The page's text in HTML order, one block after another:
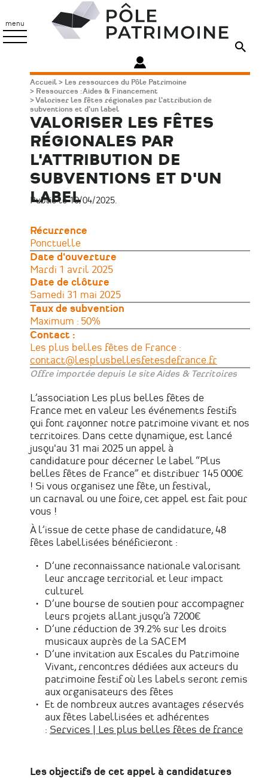
contenu
principal
menu
Patrimoine
Fil
d'Ariane
Accueil
Les ressources du Pôle Patrimoine
Ressources : Aides & Financement
Valoriser les fêtes régionales par l'attribution de
subventions et d'un label
VALORISER LES FÊTES
RÉGIONALES PAR
L'ATTRIBUTION DE
SUBVENTIONS ET D'UN
LABEL
Publié le 10/04/2025.
Récurrence
Ponctuelle
Date d'ouverture
Mardi 1 avril 2025
Date de clôture
Samedi 31 mai 2025
Taux de subvention
Maximum : 50%
Contact :
Les plus belles fêtes de France :
contact@lesplusbellesfetesdefrance.fr
Offre importée depuis le site Aides & Territoires
L’association Les plus belles fêtes de
France met en valeur les événements festifs
qui font rayonner notre patrimoine vivant et nos
territoires. Dans cette dynamique, est lancé
jusqu'au 31 mai 2025 un appel à
candidature pour décerner le label “Plus
belles fêtes de France” et distribuer 145 000€
! Si vous organisez une fête, un festival,
un carnaval ou une foire, cet appel est fait pour
vous !
À l’issue de cette phase de candidature, 48
fêtes labellisées bénéficieront :
D’une reconnaissance nationale valorisant
leur ancrage territorial et leur impact
culturel
D’une bourse de soutien pour accompagner
leurs projets allant jusqu’à 7200€
D’une réduction de 39.2% sur les droits
musicaux auprès de la SACEM
D’une invitation aux Escales du Patrimoine
Vivant, rencontres dédiées aux acteurs du
patrimoine festif où les labels seront remis
aux organisateurs des fêtes
Et de nombreux autres avantages réservés
aux fêtes labellisées et adhérentes
: Services | Les plus belles fêtes de france
Les objectifs de cet appel à candidatures